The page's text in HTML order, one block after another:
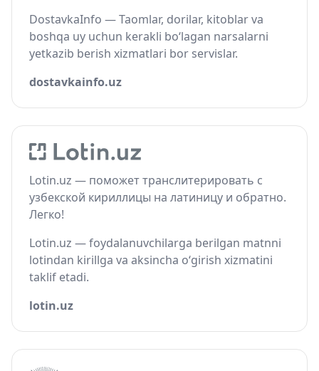
DostavkaInfo — Taomlar, dorilar, kitoblar va
boshqa uy uchun kerakli bo‘lagan narsalarni
yetkazib berish xizmatlari bor servislar.
dostavkainfo.uz
Lotin.uz — поможет транслитерировать с
узбекской кириллицы на латиницу и обратно.
Легко!
Lotin.uz — foydalanuvchilarga berilgan matnni
lotindan kirillga va aksincha o‘girish xizmatini
taklif etadi.
lotin.uz